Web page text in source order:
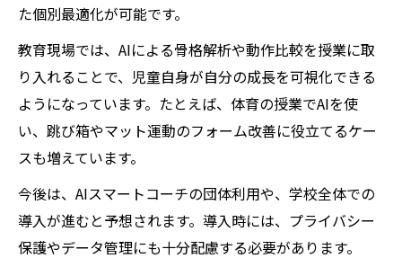
AI導入体操教室で見られる指導効果の変化
体操教室AI活用による個別最適な指導事例
AIが体操教室の運動目標達成をサポートす
る流れ
体操教室でAIスマートコーチを活用した実
践法
体操教室におけるAI導入が生み出す未来の学び
体操教室のAI導入がもたらす教育の新しい
未来像
た個別最適化が可能です。
教育現場では、AIによる骨格解析や動作比較を授業に取
り入れることで、児童自身が自分の成長を可視化できる
ようになっています。たとえば、体育の授業でAIを使
い、跳び箱やマット運動のフォーム改善に役立てるケー
スも増えています。
今後は、AIスマートコーチの団体利用や、学校全体での
導入が進むと予想されます。導入時には、プライバシー
保護やデータ管理にも十分配慮する必要があります。